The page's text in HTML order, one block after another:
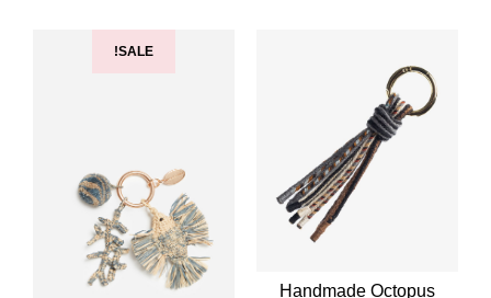
Handmade Octopus
SALE!